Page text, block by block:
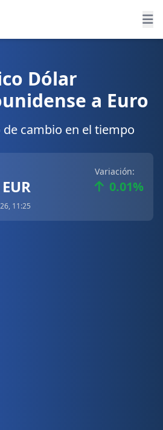
Dólar
a Euro
cambio en el tiempo
Variación:
0.01%
11:25